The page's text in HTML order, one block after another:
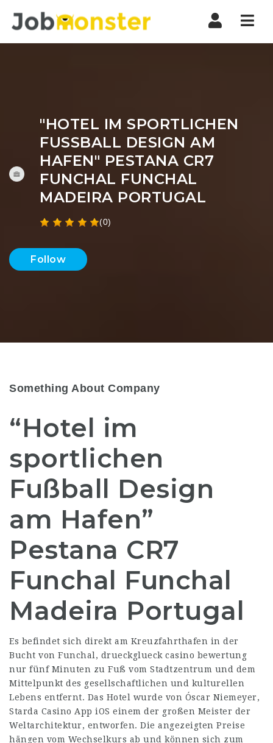
"HOTEL IM SPORTLICHEN
FUSSBALL DESIGN AM H
AFEN" PESTANA CR7 F
UNCHAL FUNCHAL M
ADEIRA PORTUGAL
(0)
Follow
Something About Company
“Hotel im
sportlichen
Fußball Design
am Hafen”
Pestana CR7
Funchal Funchal
Madeira Portugal
Es befindet sich direkt am Kreuzfahrthafen in der
Bucht von Funchal, drueckglueck casino bewertung
nur fünf Minuten zu Fuß vom Stadtzentrum und dem
Mittelpunkt des gesellschaftlichen und kulturellen
Lebens entfernt. Das Hotel wurde von Óscar Niemeyer,
Starda Casino App iOS einem der großen Meister der
Weltarchitektur, entworfen. Die angezeigten Preise
hängen vom Wechselkurs ab und können sich zum